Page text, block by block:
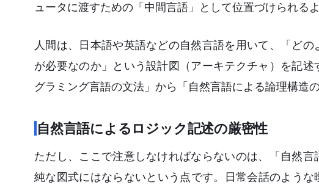
ュータに渡すための「中間言語」として位置づけられる
人間は、日本語や英語などの自然言語を用いて、「ど
が必要なのか」という設計図（アーキテクチャ）を記
グラミング言語の文法」から「自然言語による論理構造
自然言語によるロジック記述の厳密性
ただし、ここで注意しなければならないのは、「自然
純な図式にはならないという点です。日常会話のよう